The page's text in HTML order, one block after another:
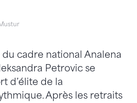
du cadre national Analena
Petrovic se
d’élite de la
Après les retraits